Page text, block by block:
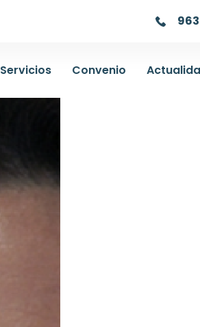
963
Servicios Convenio